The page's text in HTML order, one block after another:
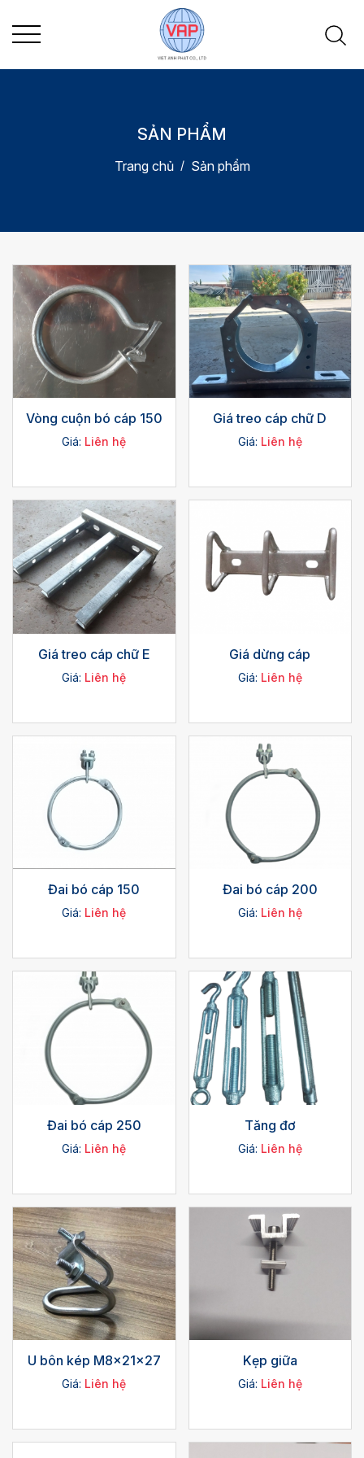
SẢN PHẨM
Trang chủ Sản phẩm
Vòng cuộn bó cáp 150
Giá: Liên hệ
Giá treo cáp chữ D
Giá: Liên hệ
Giá treo cáp chữ E
Giá: Liên hệ
Giá dừng cáp
Giá: Liên hệ
Đai bó cáp 150
Giá: Liên hệ
Đai bó cáp 200
Giá: Liên hệ
Đai bó cáp 250
Giá: Liên hệ
Tăng đơ
Giá: Liên hệ
U bôn kép M8x21x27
Giá: Liên hệ
Kẹp giữa
Giá: Liên hệ